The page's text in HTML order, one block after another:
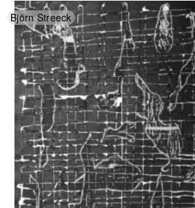
Björn Streeck
Roadside
Picnic,
2022